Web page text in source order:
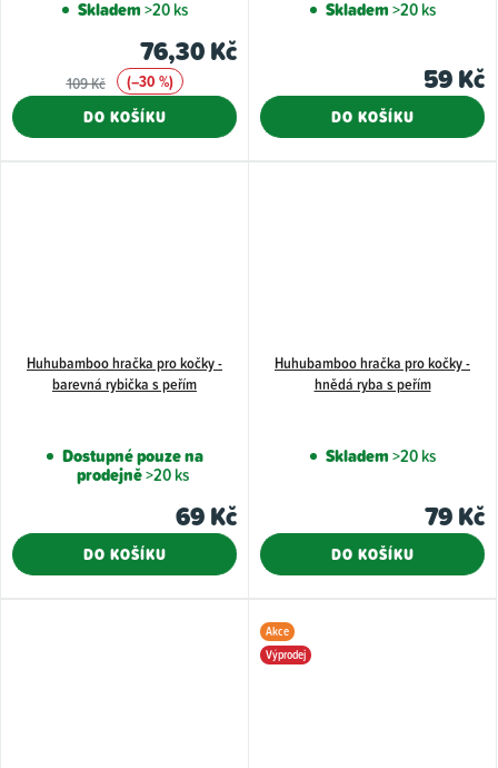
Skladem>20 ks
76,30 Kč
109 Kč
(–30 %)
DO KOŠÍKU
Skladem>20 ks
59 Kč
DO KOŠÍKU
Huhubamboo hračka pro kočky -
barevná rybička s peřím
Dostupné pouze na
prodejně>20 ks
69 Kč
DO KOŠÍKU
Huhubamboo hračka pro kočky -
hnědá ryba s peřím
Skladem>20 ks
79 Kč
DO KOŠÍKU
Akce
Výprodej